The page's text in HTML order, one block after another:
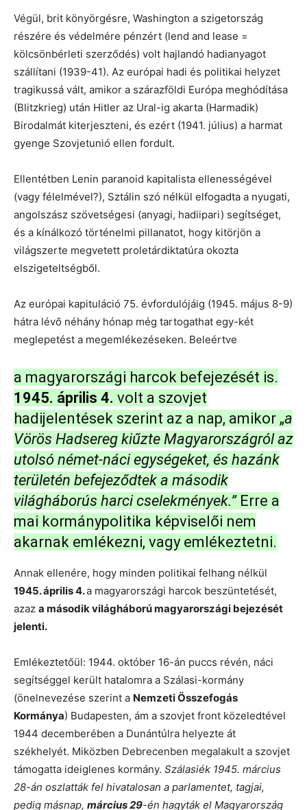
Végül, brit könyörgésre, Washington a szigetország
részére és védelmére pénzért (lend and lease =
kölcsönbérleti szerződés) volt hajlandó hadianyagot
szállítani (1939-41). Az európai hadi és politikai helyzet
tragikussá vált, amikor a szárazföldi Európa meghódítása
(Blitzkrieg) után Hitler az Ural-ig akarta (Harmadik)
Birodalmát kiterjeszteni, és ezért (1941. július) a harmat
gyenge Szovjetunió ellen fordult.
Ellentétben Lenin paranoid kapitalista ellenességével
(vagy félelmével?), Sztálin szó nélkül elfogadta a nyugati,
angolszász szövetségesi (anyagi, hadiipari) segítséget,
és a kínálkozó történelmi pillanatot, hogy kitörjön a
világszerte megvetett proletárdiktatúra okozta
elszigeteltségből.
Az európai kapituláció 75. évfordulójáig (1945. május 8-9)
hátra lévő néhány hónap még tartogathat egy-két
meglepetést a megemlékezéseken. Beleértve
a magyarországi harcok befejezését is.
1945. április 4. volt a szovjet
hadijelentések szerint az a nap, amikor „a
Vörös Hadsereg kiűzte Magyarországról az
utolsó német-náci egységeket, és hazánk
területén befejeződtek a második
világháborús harci cselekmények.”Erre a
mai kormánypolitika képviselői nem
akarnak emlékezni, vagy emlékeztetni.
Annak ellenére, hogy minden politikai felhang nélkül
1945. április 4.a magyarországi harcok beszüntetését,
azaz a második világháború magyarországi bejezését
jelenti.
Emlékeztetőül: 1944. október 16-án puccs révén, náci
segítséggel került hatalomra a Szálasi-kormány
(önelnevezése szerint a Nemzeti Összefogás
Kormánya) Budapesten, ám a szovjet front közeledtével
1944 decemberében a Dunántúlra helyezte át
székhelyét. Miközben Debrecenben megalakult a szovjet
támogatta ideiglenes kormány. Szálasiék 1945. március
28-án oszlatták fel hivatalosan a parlamentet, tagjai,
pedig másnap, március 29-én hagyták el Magyarország